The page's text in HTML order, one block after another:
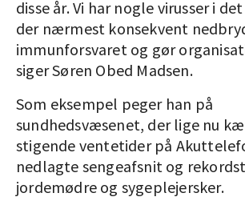
disse år. Vi har nogle virusser i
der nærmest konsekvent
immunforsvaret og gør
siger Søren Obed Madsen.
Som eksempel peger han på
sundhedsvæsenet, der lige nu
stigende ventetider på
nedlagte sengeafsnit og
jordemødre og sygeplejersker.